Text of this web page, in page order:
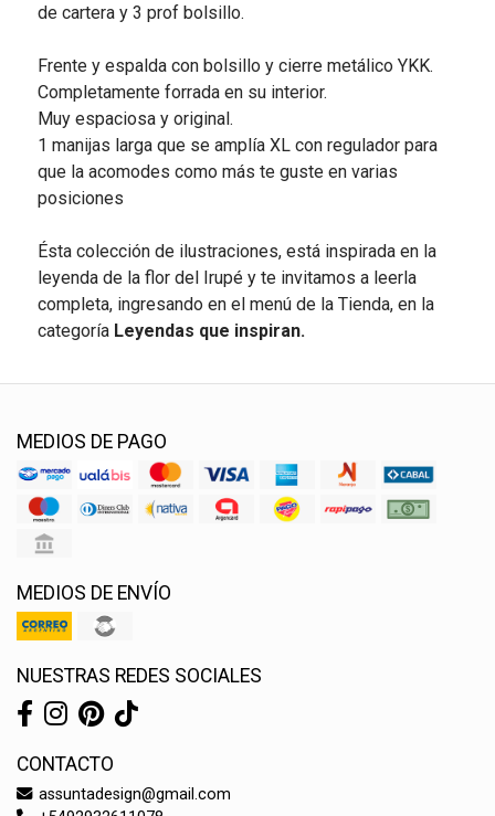
de cartera y 3 prof bolsillo.
Frente y espalda con bolsillo y cierre metálico YKK.
Completamente forrada en su interior.
Muy espaciosa y original.
1 manijas larga que se amplía XL con regulador para
que la acomodes como más te guste en varias
posiciones
Ésta colección de ilustraciones, está inspirada en la
leyenda de la flor del Irupé y te invitamos a leerla
completa, ingresando en el menú de la Tienda, en la
categoría Leyendas que inspiran.
MEDIOS DE PAGO
MEDIOS DE ENVÍO
NUESTRAS REDES SOCIALES
CONTACTO
assuntadesign@gmail.com